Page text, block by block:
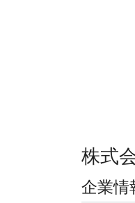
株式
企業情